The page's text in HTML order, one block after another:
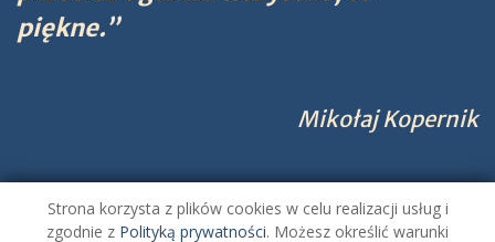
piękne.”
Mikołaj Kopernik
Zespół Szkolno-Przedszkolny nr 1 w Brzegu Dolnym.
Strona korzysta z plików cookies w celu realizacji usług i
zgodnie z Polityką prywatności. Możesz określić warunki